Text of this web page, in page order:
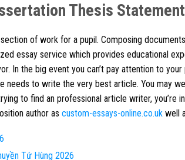
Thesis
of work for a pupil. Composing
essay service which provides educational
In the big event you can’t pay attention to
needs to write the very best article. You may
to find an professional article writer, you’re
author as custom-essays-online.co.uk well
Tứ Hùng 2026